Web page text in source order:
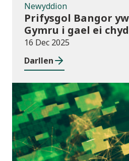
Newyddion
Prifysgol Bangor
Gymru i gael ei
arferion gorau ym
deillio
16 Dec 2025
Darllen